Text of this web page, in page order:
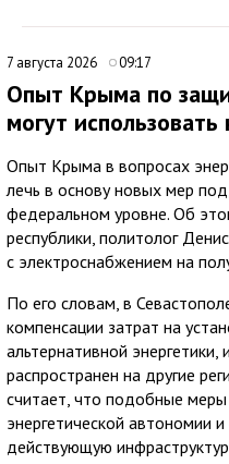
7 августа 2026 09:17
Опыт Крыма по
могут
Опыт Крыма в вопросах
лечь в основу новых мер
федеральном уровне. Об
республики, политолог
с электроснабжением на
По его словам, в
компенсации затрат на
альтернативной
распространен на другие
считает, что подобные
энергетической автономии и
действующую